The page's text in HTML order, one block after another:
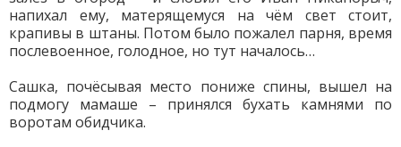
напихал ему, матерящемуся на чём свет стоит,
крапивы в штаны. Потом было пожалел парня, время
послевоенное, голодное, но тут началось…
Сашка, почёсывая место пониже спины, вышел на
подмогу мамаше – принялся бухать камнями по
воротам обидчика.